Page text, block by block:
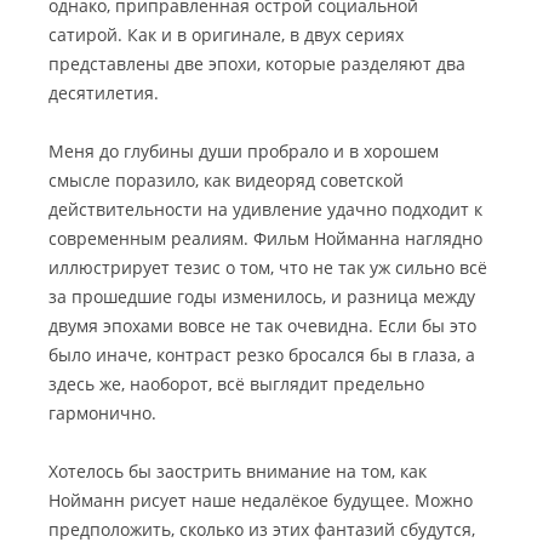
однако, приправленная острой социальной
сатирой. Как и в оригинале, в двух сериях
представлены две эпохи, которые разделяют два
десятилетия.
Меня до глубины души пробрало и в хорошем
смысле поразило, как видеоряд советской
действительности на удивление удачно подходит к
современным реалиям. Фильм Нойманна наглядно
иллюстрирует тезис о том, что не так уж сильно всё
за прошедшие годы изменилось, и разница между
двумя эпохами вовсе не так очевидна. Если бы это
было иначе, контраст резко бросался бы в глаза, а
здесь же, наоборот, всё выглядит предельно
гармонично.
Хотелось бы заострить внимание на том, как
Нойманн рисует наше недалёкое будущее. Можно
предположить, сколько из этих фантазий сбудутся,